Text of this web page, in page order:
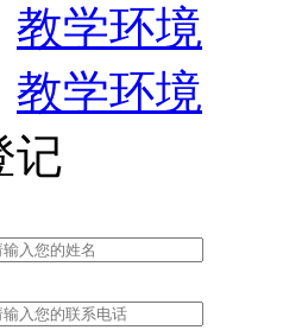
教学环境
教学环境
记